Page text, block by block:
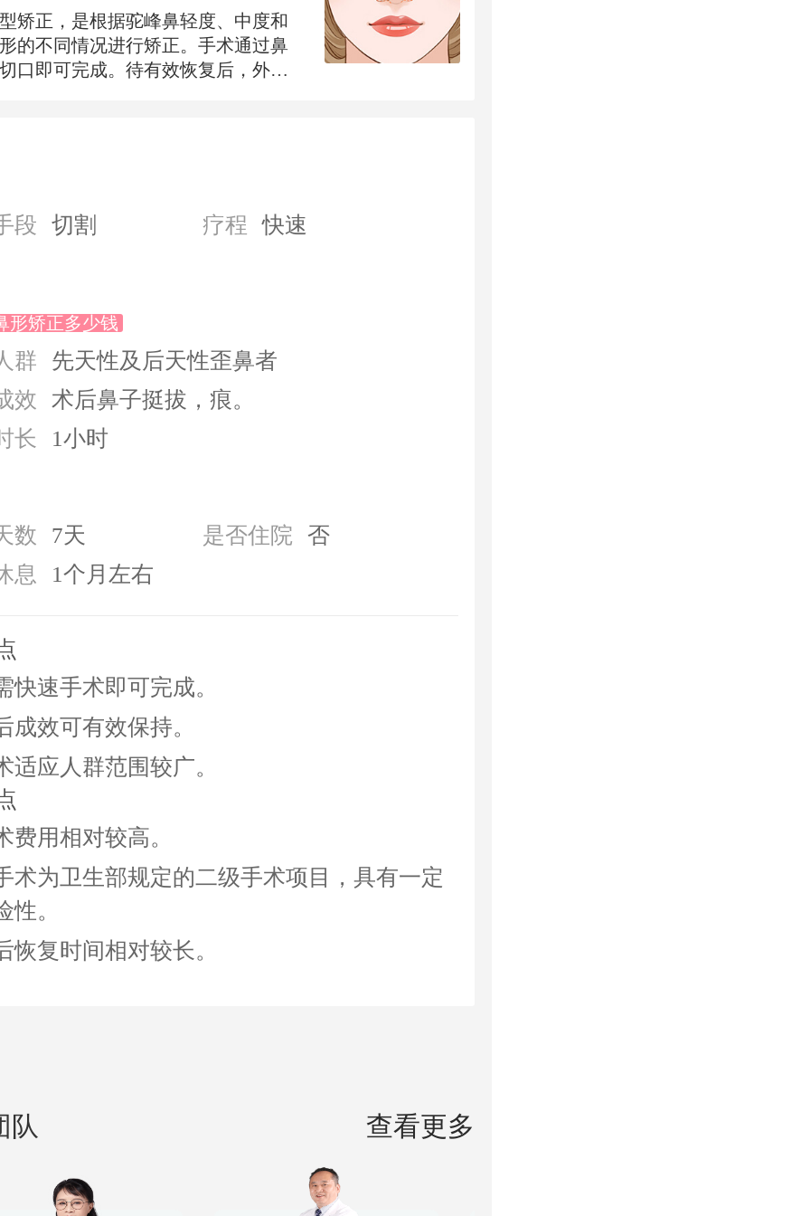
矫正，是根据驼峰鼻轻度、中度和
的不同情况进行矫正。手术通过鼻
口即可完成。待有效恢复后，外面
段 切割 疗程 快速
形矫正多少钱
群
先天性及后天性歪鼻者
效
术后鼻子挺拔，痕。
长
1小时
数 7天 是否住院
否
息
1个月左右
快速手术即可完成。
成效可有效保持。
适应人群范围较广。
费用相对较高。
术为卫生部规定的二级手术项目，具有一定
性。
恢复时间相对较长。
队 查看更多